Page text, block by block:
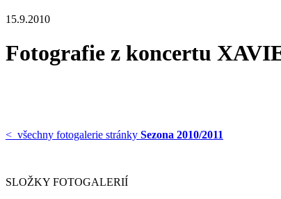
15.9.2010
Fotografie z koncertu
< všechny fotogalerie stránky Sezona 2010/2011
SLOŽKY FOTOGALERIÍ